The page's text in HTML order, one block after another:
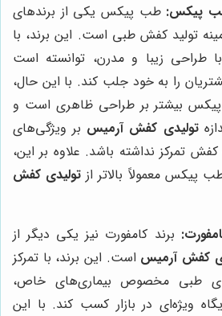
طب پیکس: طب پیکس یکی از برندهای
تولید کفش طبی است. این برند، با
طراحی زیبا و مدرن، توانسته است
را به خود جلب کند. با این حال،
بیشتر بر طراحی ظاهری است و
تولیدی کفش آرمیس بر ویژگی‌های
تمرکز نداشته باشد. علاوه بر این،
معمولاً بالاتر از تولیدی کفش
برند کامفورت نیز یکی دیگر از
کفش آرمیس است. این برند، با تمرکز
طبی مخصوص بیماری‌های خاص،
ویژه‌ای در بازار کسب کند. با این